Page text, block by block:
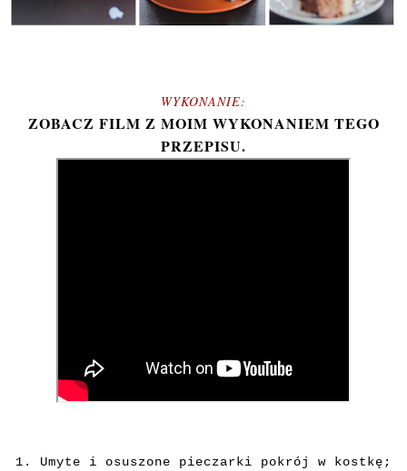
WYKONANIE:
ZOBACZ FILM Z MOIM WYKONANIEM TEGO
PRZEPISU.
1. Umyte i osuszone pieczarki pokrój w kostkę;